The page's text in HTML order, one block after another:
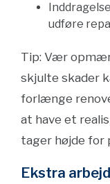
udføre
Tip: Vær
skjulte skader
forlænge
at have et
tager højde for
Ekstra